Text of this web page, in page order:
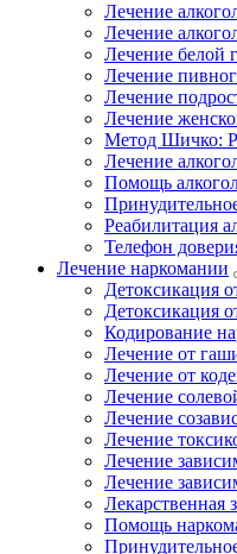
Лечение
Лечение
Лечение белой
Лечение
Лечение
Лечение
Метод Шичко:
Лечение
Помощь
Реабилитация
Телефон
Лечение наркомании
Детоксикация
Детоксикация
Кодирование
Лечение от
Лечение от
Лечение
Лечение
Лечение
Лечение
Лечение
Лекарственная
Помощь